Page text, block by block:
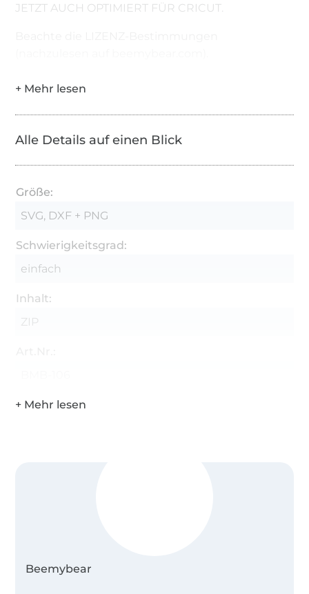
JETZT AUCH OPTIMIERT FÜR CRICUT.
Alle Details auf einen Blick
Größe:
SVG, DXF + PNG
Schwierigkeitsgrad:
einfach
Inhalt:
ZIP
Beemybear